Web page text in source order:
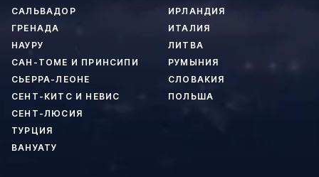
САЛЬВАДОР
ГРЕНАДА
НАУРУ
САН-ТОМЕ И ПРИНСИПИ
СЬЕРРА-ЛЕОНЕ
СЕНТ-КИТС И НЕВИС
СЕНТ-ЛЮСИЯ
ТУРЦИЯ
ВАНУАТУ
ИРЛАНДИЯ
ИТАЛИЯ
ЛИТВА
РУМЫНИЯ
СЛОВАКИЯ
ПОЛЬША